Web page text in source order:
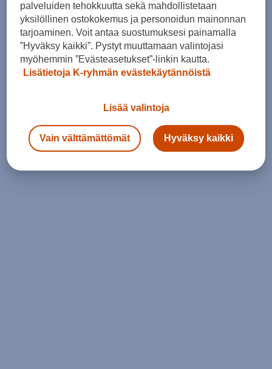
palveluiden tehokkuutta sekä mahdollistetaan
yksilöllinen ostokokemus ja personoidun mainonnan
tarjoaminen. Voit antaa suostumuksesi painamalla
”Hyväksy kaikki”. Pystyt muuttamaan valintojasi
myöhemmin ”Evästeasetukset”-linkin kautta.
Lisätietoja K-ryhmän evästekäytännöistä
Lisää valintoja
Vain välttämättömät Hyväksy kaikki